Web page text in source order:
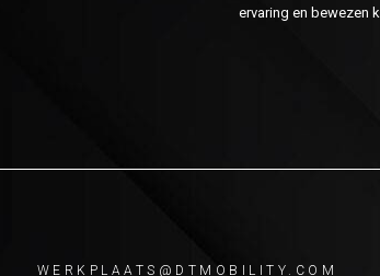
ervaring en bewezen
WERKPLAATS@DTMOBILITY.COM